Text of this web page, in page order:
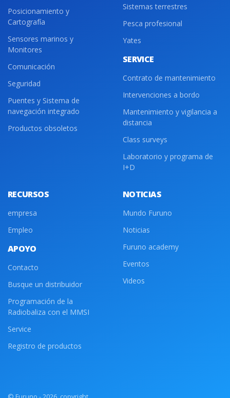
Posicionamiento y
Cartografía
Sensores marinos y
Monitores
Comunicación
Seguridad
Puentes y Sistema de
navegación integrado
Productos obsoletos
Sistemas terrestres
Pesca profesional
Yates
SERVICE
Contrato de mantenimiento
Intervenciones a bordo
Mantenimiento y vigilancia a
distancia
Class surveys
Laboratorio y programa de
I+D
RECURSOS
empresa
Empleo
APOYO
Contacto
Busque un distribuidor
Programación de la
Radiobaliza con el MMSI
Service
Registro de productos
NOTICIAS
Mundo Furuno
Noticias
Furuno academy
Eventos
Videos